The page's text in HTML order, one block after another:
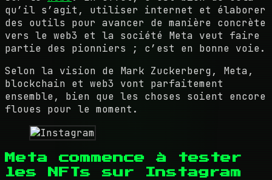
qu’il s’agit, utiliser internet et élaborer
des outils pour avancer de manière concrète
vers le web3 et la société Meta veut faire
partie des pionniers ; c’est en bonne voie.
Selon la vision de Mark Zuckerberg, Meta,
blockchain et web3 vont parfaitement
ensemble, bien que les choses soient encore
floues pour le moment.
Meta commence à tester
les NFTs sur Instagram